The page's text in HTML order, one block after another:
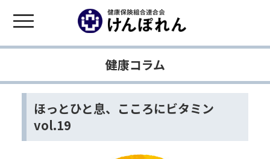
健康コラム
ほっとひと息、こころにビタミン
vol.19